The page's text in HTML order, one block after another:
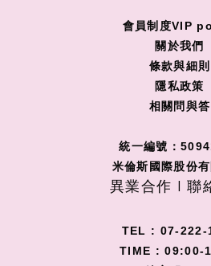
會員制度VIP
關於我們
條款與細則
隱私政策
相關問與答
統一編號：
米倫斯國際股份有
異業合作 I 聯
TEL : 07-222-
TIME : 09:00-